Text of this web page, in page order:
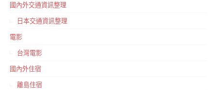
國內外交通資訊整理
日本交通資訊整理
電影
台灣電影
國內外住宿
離島住宿